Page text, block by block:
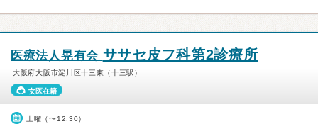
医療法人晃有会 ササセ皮フ科第2診療所
大阪府大阪市淀川区十三東（十三駅）
女医在籍
土曜（〜12:30）